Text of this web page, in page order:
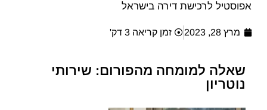
אפוסטיל לרכישת דירה בישראל
מרץ 28, 2023 זמן קריאה 3 דק'
שאלה למומחה מהפורום: שירותי
נוטריון